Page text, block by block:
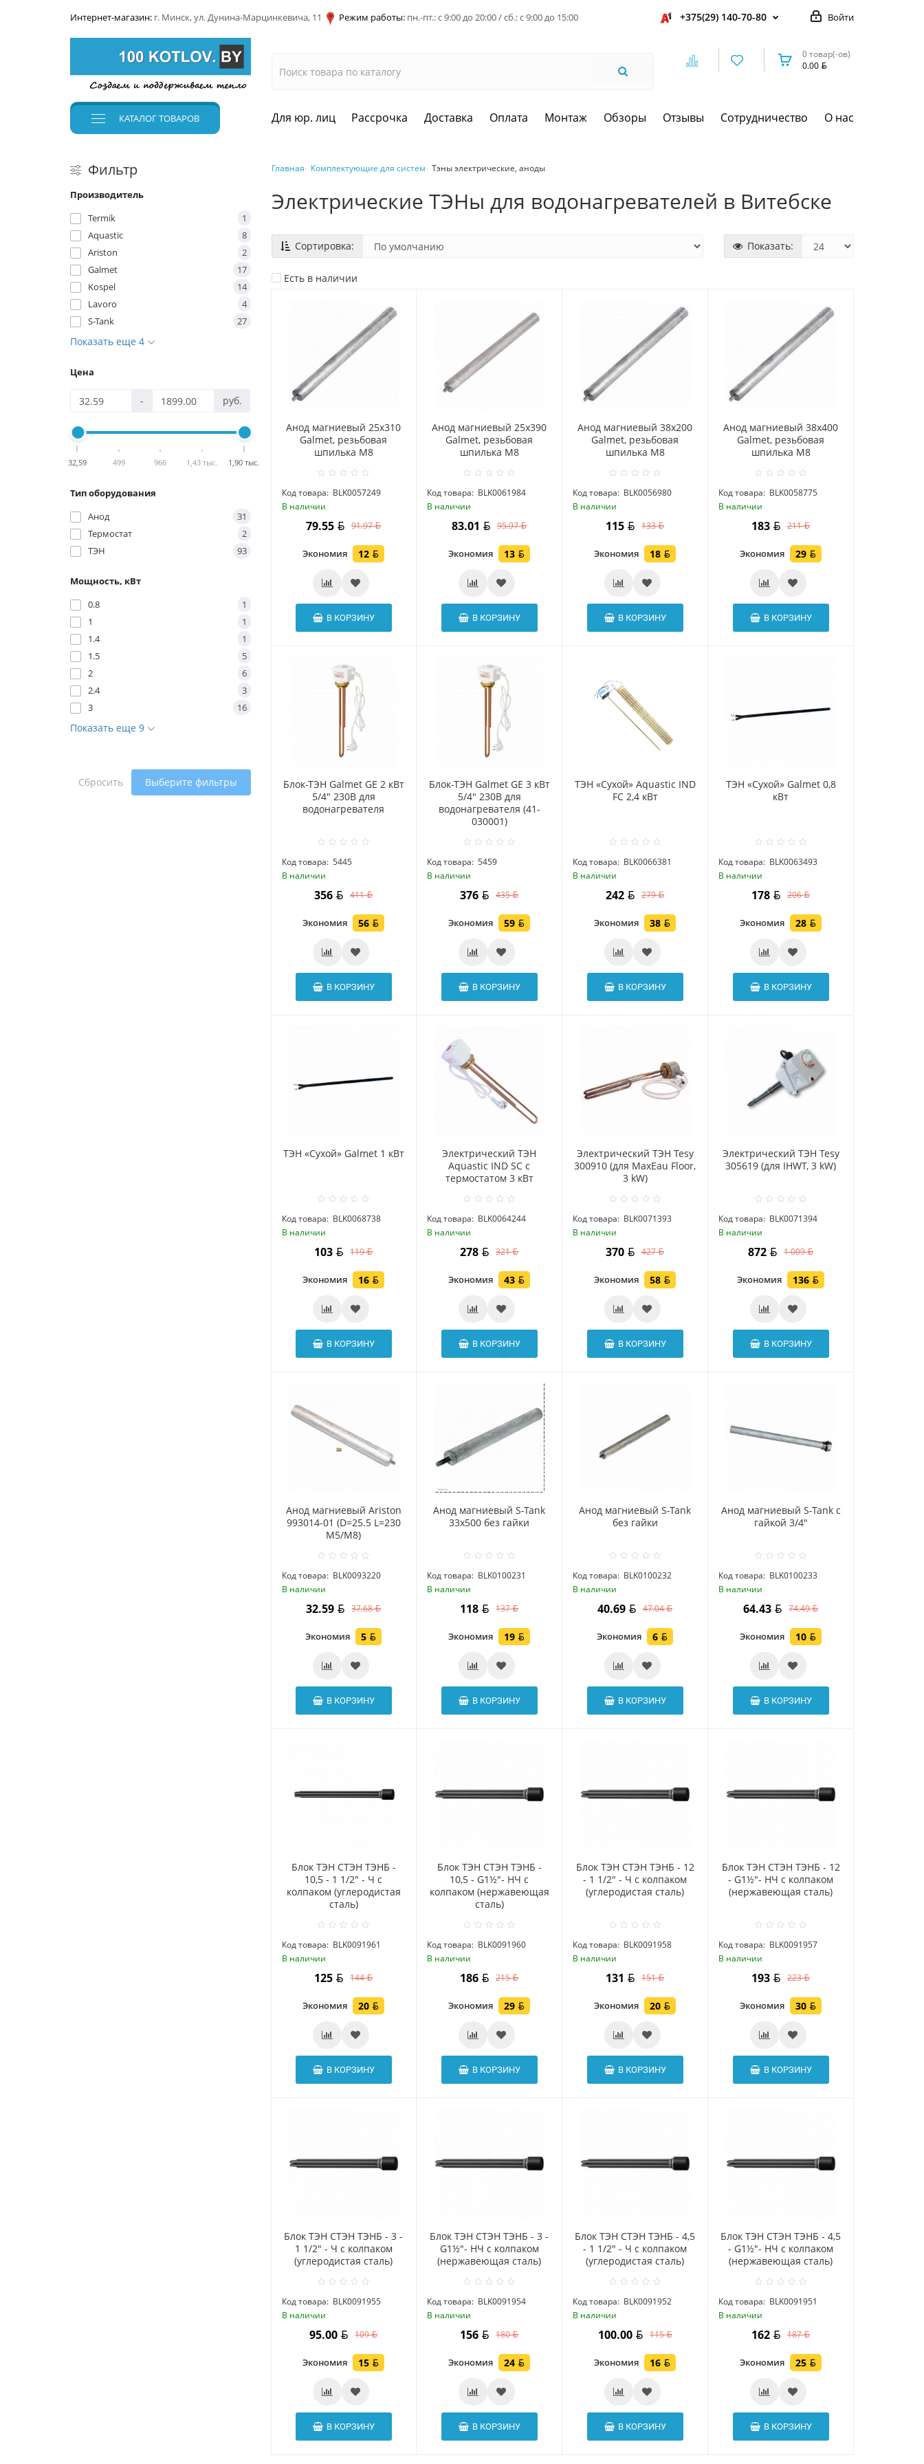
Интернет-магазин: г. Минск, ул. Дунина-Марцинкевича, 11 Режим работы: пн.-пт.: с 9:00 до 20:00 / сб.: с 9:00 до 15:00 Войти
+375(29) 140-70-80
0 товар(-ов)
0.00
КАТАЛОГТОВАРОВ Для юр. лиц Рассрочка Доставка Оплата Монтаж Обзоры Отзывы Сотрудничество О нас
Фильтр
Производитель
Termik
1
Aquastic
8
Ariston
2
Galmet
17
Kospel
14
Lavoro
4
S-Tank
27
Показать еще 4
Цена
- руб.
32,59 499 966 1,43 тыс. 1,90 тыс.
Тип оборудования
Анод
31
Термостат
2
ТЭН
93
Мощность, кВт
0.8
1
1
1
1.4
1
1.5
5
2
6
2.4
3
3
16
Показать еще 9
Сбросить Выберите фильтры
Главная Комплектующие для систем Тэны электрические, аноды
Электрические ТЭНы для водонагревателей в Витебске
Сортировка: Показать:
Есть в наличии
Анод магниевый 25x310
Galmet, резьбовая
шпилька М8
Код товара: BLK0057249
В наличии
79.55 91.97
Экономия 12
В КОРЗИНУ
Анод магниевый 25x390
Galmet, резьбовая
шпилька М8
Код товара: BLK0061984
В наличии
83.01 95.97
Экономия 13
В КОРЗИНУ
Анод магниевый 38x200
Galmet, резьбовая
шпилька М8
Код товара: BLK0056980
В наличии
115 133
Экономия 18
В КОРЗИНУ
Анод магниевый 38x400
Galmet, резьбовая
шпилька М8
Код товара: BLK0058775
В наличии
183 211
Экономия 29
В КОРЗИНУ
Блок-ТЭН Galmet GE 2 кВт
5/4" 230В для
водонагревателя
Код товара: 5445
В наличии
356 411
Экономия 56
В КОРЗИНУ
Блок-ТЭН Galmet GE 3 кВт
5/4" 230В для
водонагревателя (41-
030001)
Код товара: 5459
В наличии
376 435
Экономия 59
В КОРЗИНУ
ТЭН «Сухой» Aquastic IND
FC 2,4 кВт
Код товара: BLK0066381
В наличии
242 279
Экономия 38
В КОРЗИНУ
ТЭН «Сухой» Galmet 0,8
кВт
Код товара: BLK0063493
В наличии
178 206
Экономия 28
В КОРЗИНУ
ТЭН «Сухой» Galmet 1 кВт
Код товара: BLK0068738
В наличии
103 119
Экономия 16
В КОРЗИНУ
Электрический ТЭН
Aquastic IND SC с
термостатом 3 кВт
Код товара: BLK0064244
В наличии
278 321
Экономия 43
В КОРЗИНУ
Электрический ТЭН Tesy
300910 (для MaxEau Floor,
3 kW)
Код товара: BLK0071393
В наличии
370 427
Экономия 58
В КОРЗИНУ
Электрический ТЭН Tesy
305619 (для IHWT, 3 kW)
Код товара: BLK0071394
В наличии
872 1 009
Экономия 136
В КОРЗИНУ
Анод магниевый Ariston
993014-01 (D=25.5 L=230
M5/M8)
Код товара: BLK0093220
В наличии
32.59 37.68
Экономия 5
В КОРЗИНУ
Анод магниевый S-Tank
33х500 без гайки
Код товара: BLK0100231
В наличии
118 137
Экономия 19
В КОРЗИНУ
Анод магниевый S-Tank
без гайки
Код товара: BLK0100232
В наличии
40.69 47.04
Экономия 6
В КОРЗИНУ
Анод магниевый S-Tank с
гайкой 3/4"
Код товара: BLK0100233
В наличии
64.43 74.49
Экономия 10
В КОРЗИНУ
Блок ТЭН СТЭН ТЭНБ -
10,5 - 1 1/2" - Ч с
колпаком (углеродистая
сталь)
Код товара: BLK0091961
В наличии
125 144
Экономия 20
В КОРЗИНУ
Блок ТЭН СТЭН ТЭНБ -
10,5 - G1½"- НЧ с
колпаком (нержавеющая
сталь)
Код товара: BLK0091960
В наличии
186 215
Экономия 29
В КОРЗИНУ
Блок ТЭН СТЭН ТЭНБ - 12
- 1 1/2" - Ч с колпаком
(углеродистая сталь)
Код товара: BLK0091958
В наличии
131 151
Экономия 20
В КОРЗИНУ
Блок ТЭН СТЭН ТЭНБ - 12
- G1½"- НЧ с колпаком
(нержавеющая сталь)
Код товара: BLK0091957
В наличии
193 223
Экономия 30
В КОРЗИНУ
Блок ТЭН СТЭН ТЭНБ - 3 -
1 1/2" - Ч с колпаком
(углеродистая сталь)
Код товара: BLK0091955
В наличии
95.00 109
Экономия 15
В КОРЗИНУ
Блок ТЭН СТЭН ТЭНБ - 3 -
G1½"- НЧ с колпаком
(нержавеющая сталь)
Код товара: BLK0091954
В наличии
156 180
Экономия 24
В КОРЗИНУ
Блок ТЭН СТЭН ТЭНБ - 4,5
- 1 1/2" - Ч с колпаком
(углеродистая сталь)
Код товара: BLK0091952
В наличии
100.00 115
Экономия 16
В КОРЗИНУ
Блок ТЭН СТЭН ТЭНБ - 4,5
- G1½"- НЧ с колпаком
(нержавеющая сталь)
Код товара: BLK0091951
В наличии
162 187
Экономия 25
В КОРЗИНУ